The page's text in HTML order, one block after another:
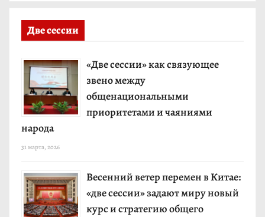
Две сессии
«Две сессии» как связующее
звено между
общенациональными
приоритетами и чаяниями
народа
31 марта, 2026
Весенний ветер перемен в Китае:
«две сессии» задают миру новый
курс и стратегию общего